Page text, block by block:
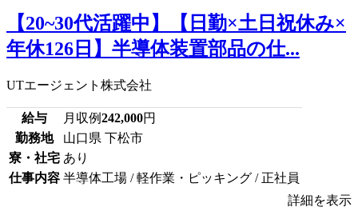
【20~30代活躍中】【日勤×土日祝休み×
年休126日】半導体装置部品の仕...
UTエージェント株式会社
給与 月収例242,000円
勤務地
山口県 下松市
寮・社宅 あり
仕事内容 半導体工場 / 軽作業・ピッキング / 正社員
詳細を表示